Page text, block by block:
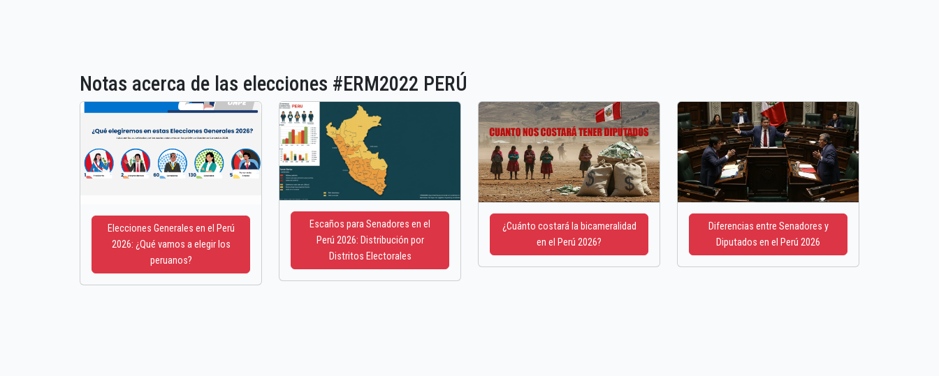
Notas acerca de las elecciones #ERM2022 PERÚ
Elecciones Generales en el Perú
2026: ¿Qué vamos a elegir los
peruanos?
Escaños para Senadores en el
Perú 2026: Distribución por
Distritos Electorales
¿Cuánto costará la bicameralidad
en el Perú 2026?
Diferencias entre Senadores y
Diputados en el Perú 2026